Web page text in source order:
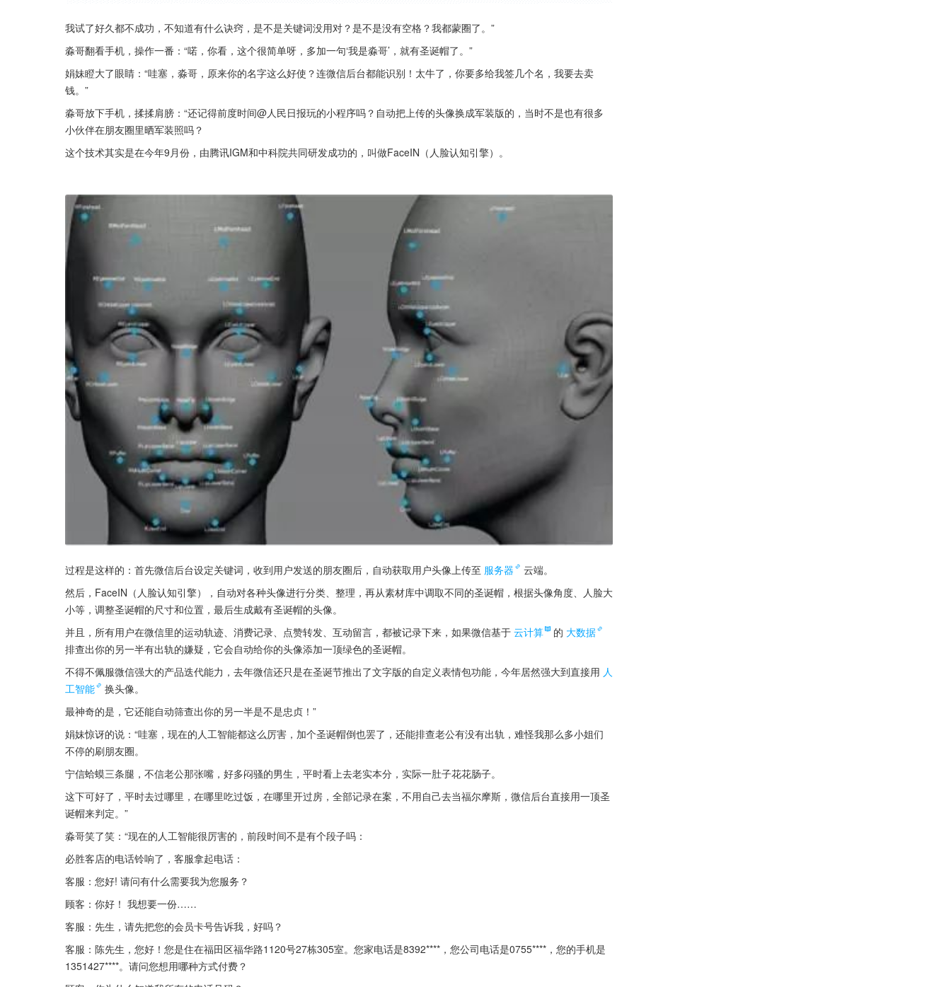
我试了好久都不成功，不知道有什么诀窍，是不是关键词没用对？是不是没有空格？我都蒙圈了。”
淼哥翻看手机，操作一番：“喏，你看，这个很简单呀，多加一句‘我是淼哥’，就有圣诞帽了。”
娟妹瞪大了眼睛：“哇塞，淼哥，原来你的名字这么好使？连微信后台都能识别！太牛了，你要多给我签几个名，我要去卖
钱。”
淼哥放下手机，揉揉肩膀：“还记得前度时间@人民日报玩的小程序吗？自动把上传的头像换成军装版的，当时不是也有很多
小伙伴在朋友圈里晒军装照吗？
这个技术其实是在今年9月份，由腾讯IGM和中科院共同研发成功的，叫做FaceIN（人脸认知引擎）。
过程是这样的：首先微信后台设定关键词，收到用户发送的朋友圈后，自动获取用户头像上传至 服务器
云端。
然后，FaceIN（人脸认知引擎），自动对各种头像进行分类、整理，再从素材库中调取不同的圣诞帽，根据头像角度、人脸大
小等，调整圣诞帽的尺寸和位置，最后生成戴有圣诞帽的头像。
并且，所有用户在微信里的运动轨迹、消费记录、点赞转发、互动留言，都被记录下来，如果微信基于 云计算 的 大数据
排查出你的另一半有出轨的嫌疑，它会自动给你的头像添加一顶绿色的圣诞帽。
不得不佩服微信强大的产品迭代能力，去年微信还只是在圣诞节推出了文字版的自定义表情包功能，今年居然强大到直接用 人
工智能
换头像。
最神奇的是，它还能自动筛查出你的另一半是不是忠贞！”
娟妹惊讶的说：“哇塞，现在的人工智能都这么厉害，加个圣诞帽倒也罢了，还能排查老公有没有出轨，难怪我那么多小姐们
不停的刷朋友圈。
宁信蛤蟆三条腿，不信老公那张嘴，好多闷骚的男生，平时看上去老实本分，实际一肚子花花肠子。
这下可好了，平时去过哪里，在哪里吃过饭，在哪里开过房，全部记录在案，不用自己去当福尔摩斯，微信后台直接用一顶圣
诞帽来判定。”
淼哥笑了笑：“现在的人工智能很厉害的，前段时间不是有个段子吗：
必胜客店的电话铃响了，客服拿起电话：
客服：您好! 请问有什么需要我为您服务？
顾客：你好！ 我想要一份……
客服：先生，请先把您的会员卡号告诉我，好吗？
客服：陈先生，您好！您是住在福田区福华路1120号27栋305室。您家电话是8392****，您公司电话是0755****，您的手机是
1351427****。请问您想用哪种方式付费？